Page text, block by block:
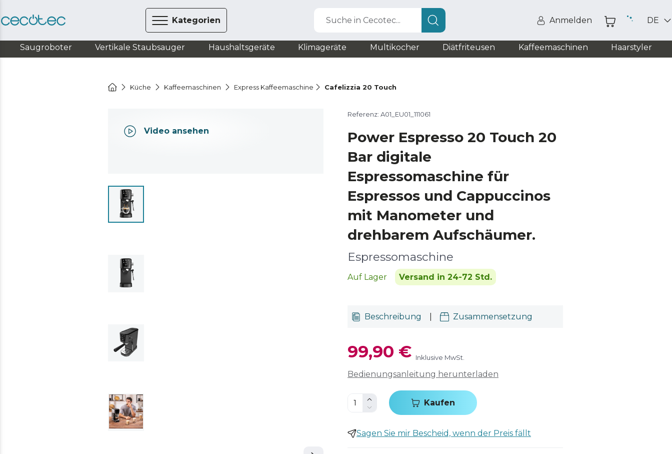
Kategorien Suche in Cecotec... Anmelden DE
Saugroboter Vertikale Staubsauger Haushaltsgeräte Klimageräte Multikocher Diätfriteusen Kaffeemaschinen Haarstyler
Küche Kaffeemaschinen Express Kaffeemaschine Cafelizzia 20 Touch
Video ansehen
Referenz: A01_EU01_111061
Power Espresso 20 Touch 20
Bar digitale
Espressomaschine für
Espressos und Cappuccinos
mit Manometer und
drehbarem Aufschäumer.
Espressomaschine
Auf Lager Versand in 24-72 Std.
Beschreibung Zusammensetzung
99,90 € Inklusive MwSt.
Bedienungsanleitung herunterladen
Kaufen
Sagen Sie mir Bescheid, wenn der Preis fällt